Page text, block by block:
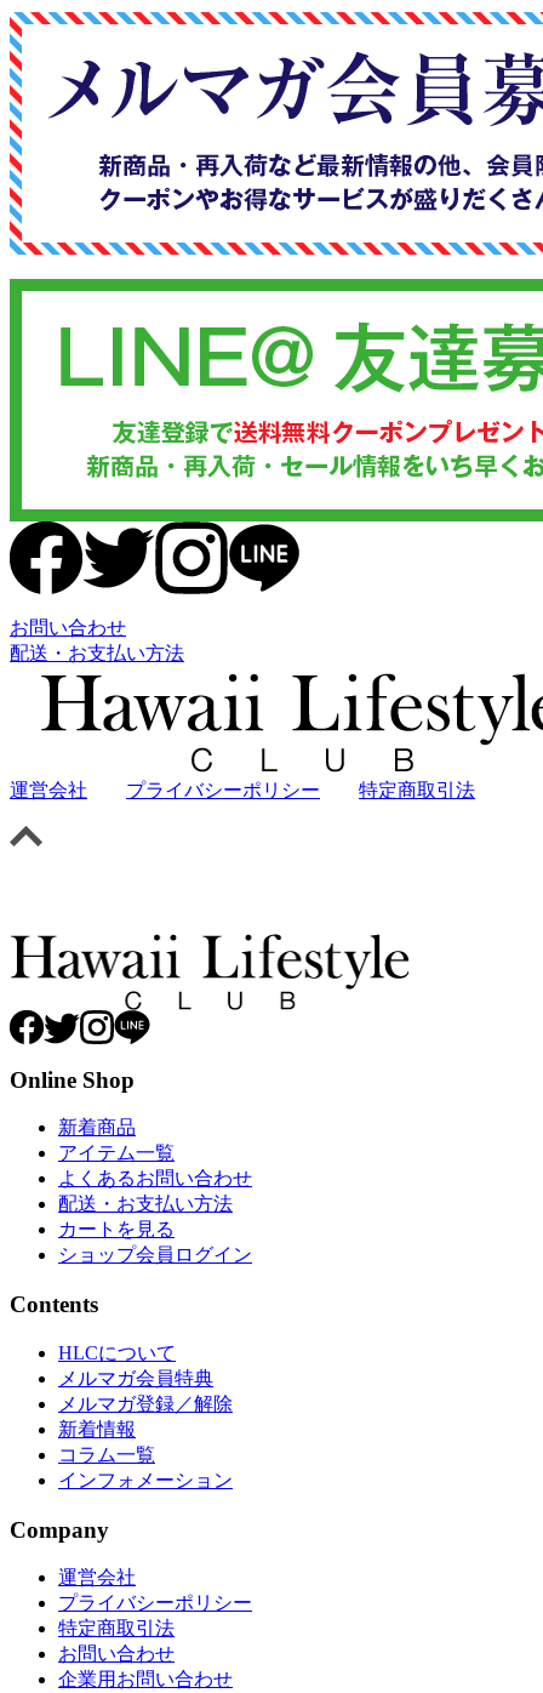
お問い合わせ
配送・お支払い方法
運営会社 プライバシーポリシー 特定商取引法
Online Shop
新着商品
アイテム一覧
よくあるお問い合わせ
配送・お支払い方法
カートを見る
ショップ会員ログイン
Contents
HLCについて
メルマガ会員特典
メルマガ登録／解除
新着情報
コラム一覧
インフォメーション
Company
運営会社
プライバシーポリシー
特定商取引法
お問い合わせ
企業用お問い合わせ